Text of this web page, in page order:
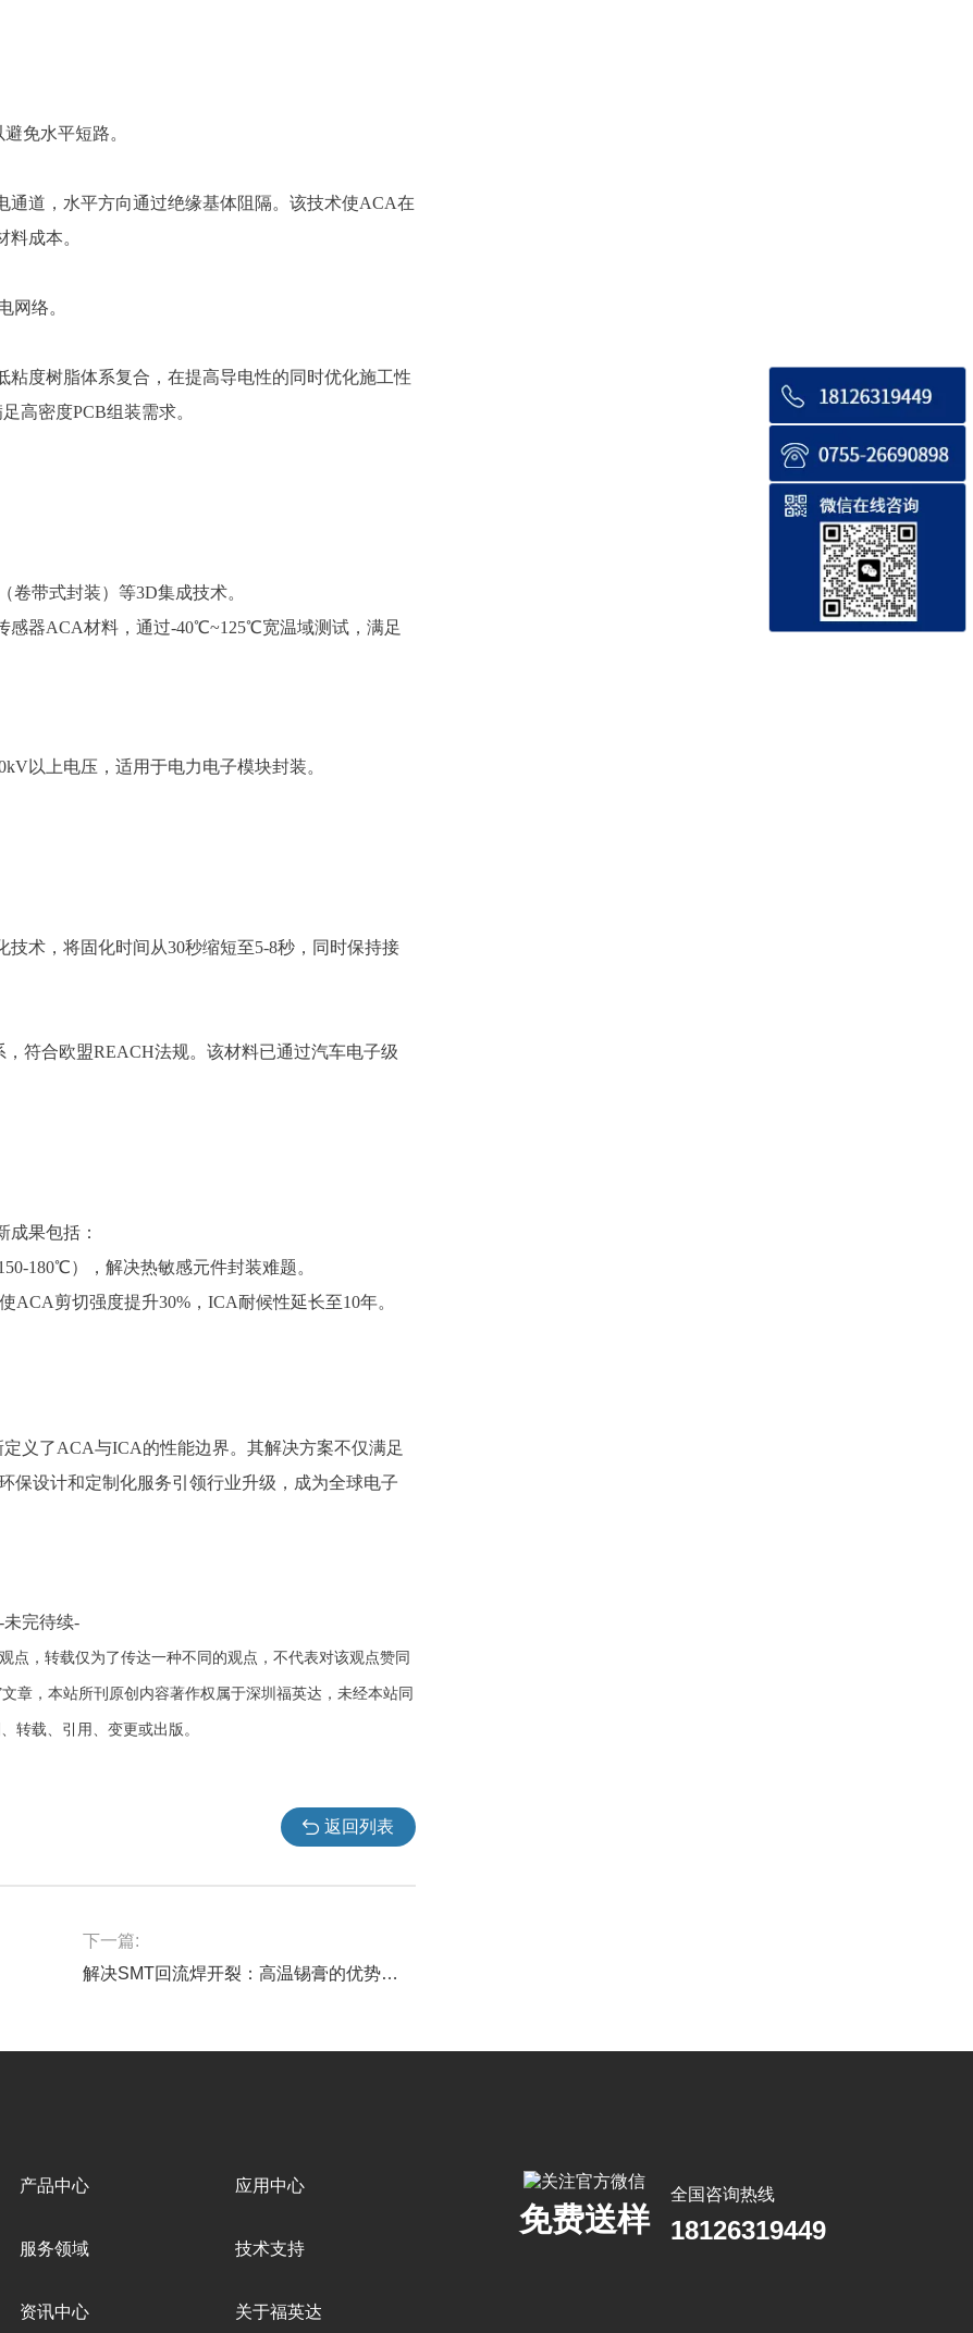
免水平短路。
道，水平方向通过绝缘基体阻隔。该技术使ACA在
成本。
网络。
度树脂体系复合，在提高导电性的同时优化施工性
高密度PCB组装需求。
卷带式封装）等3D集成技术。
感器ACA材料，通过-40℃~1 25℃宽温域测试，满足
以上电压，适用于电力电子模块封装。
技术，将固化时间从30秒缩短至5-8秒，同时保持接
，符合欧盟REACH法规。该材料已通过汽车电子级
成果包括：
180℃），解决热敏感元件封装难题。
ACA剪切强度提升30%，ICA耐候性延长至10年。
义了ACA与ICA的性能边界。其解决方案不仅满足
保设计和定制化服务引领行业升级，成为全球电子
-未完待续-
点，转载仅为了传达一种不同的观点，不代表对该观点赞同
章，本站所刊原创内容著作权属于深圳福英达，未经本站同
转载、引用、变更或出版。
返回列表
下一篇:
解决SMT回流焊开裂：高温锡膏的优势与应用技巧-深圳福英达
产品中心 应用中心
服务领域 技术支持
资讯中心 关于福英达
全国咨询热线
18126319449
免费送样